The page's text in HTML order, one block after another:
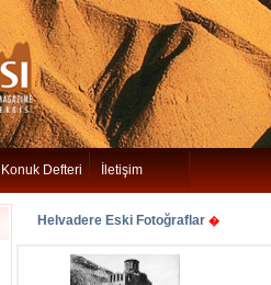
Konuk Defteri İletişim
Helvadere Eski Fotoğraflar �